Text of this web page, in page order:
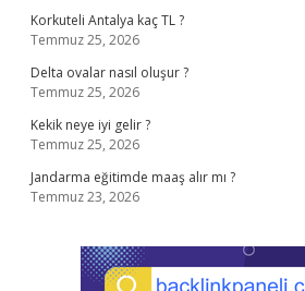
Korkuteli Antalya kaç TL ?
Temmuz 25, 2026
Delta ovalar nasıl oluşur ?
Temmuz 25, 2026
Kekik neye iyi gelir ?
Temmuz 25, 2026
Jandarma eğitimde maaş alır mı ?
Temmuz 23, 2026